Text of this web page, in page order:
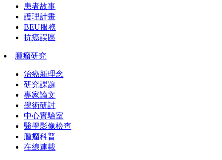
患者故事
護理計畫
BEU服務
抗癌誤區
腫瘤研究
治癌新理念
研究課題
專家論文
學術研討
中心實驗室
醫學影像檢查
腫瘤科普
在線連載